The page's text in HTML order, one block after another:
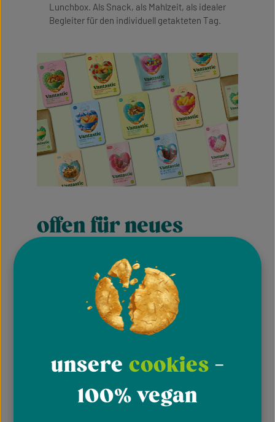
Lunchbox. Als Snack, als Mahlzeit, als idealer
Begleiter für den individuell getakteten Tag.
offen für neues
Jede Kultur hat ihre kulinarischen Schätze.
Vantastic versammelt die besten internationalen
veganen Snacks unter einem Dach, damit du dich
abwechslungsreich und zeitgemäß ernähren
kannst – passend zu deinem Leben. Die Idee
dahinter: voneinander lernen und miteinander
leben. Das ist bewusste, verantwortungsvolle
finden wir.
divers und
unsere cookies -
100% vegan